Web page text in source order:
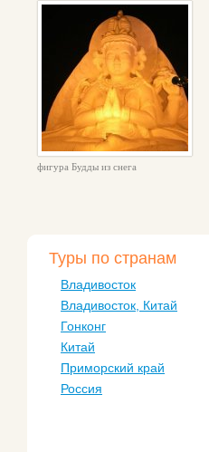
фигура Будды из снега
Туры по странам
Владивосток
Владивосток, Китай
Гонконг
Китай
Приморский край
Россия